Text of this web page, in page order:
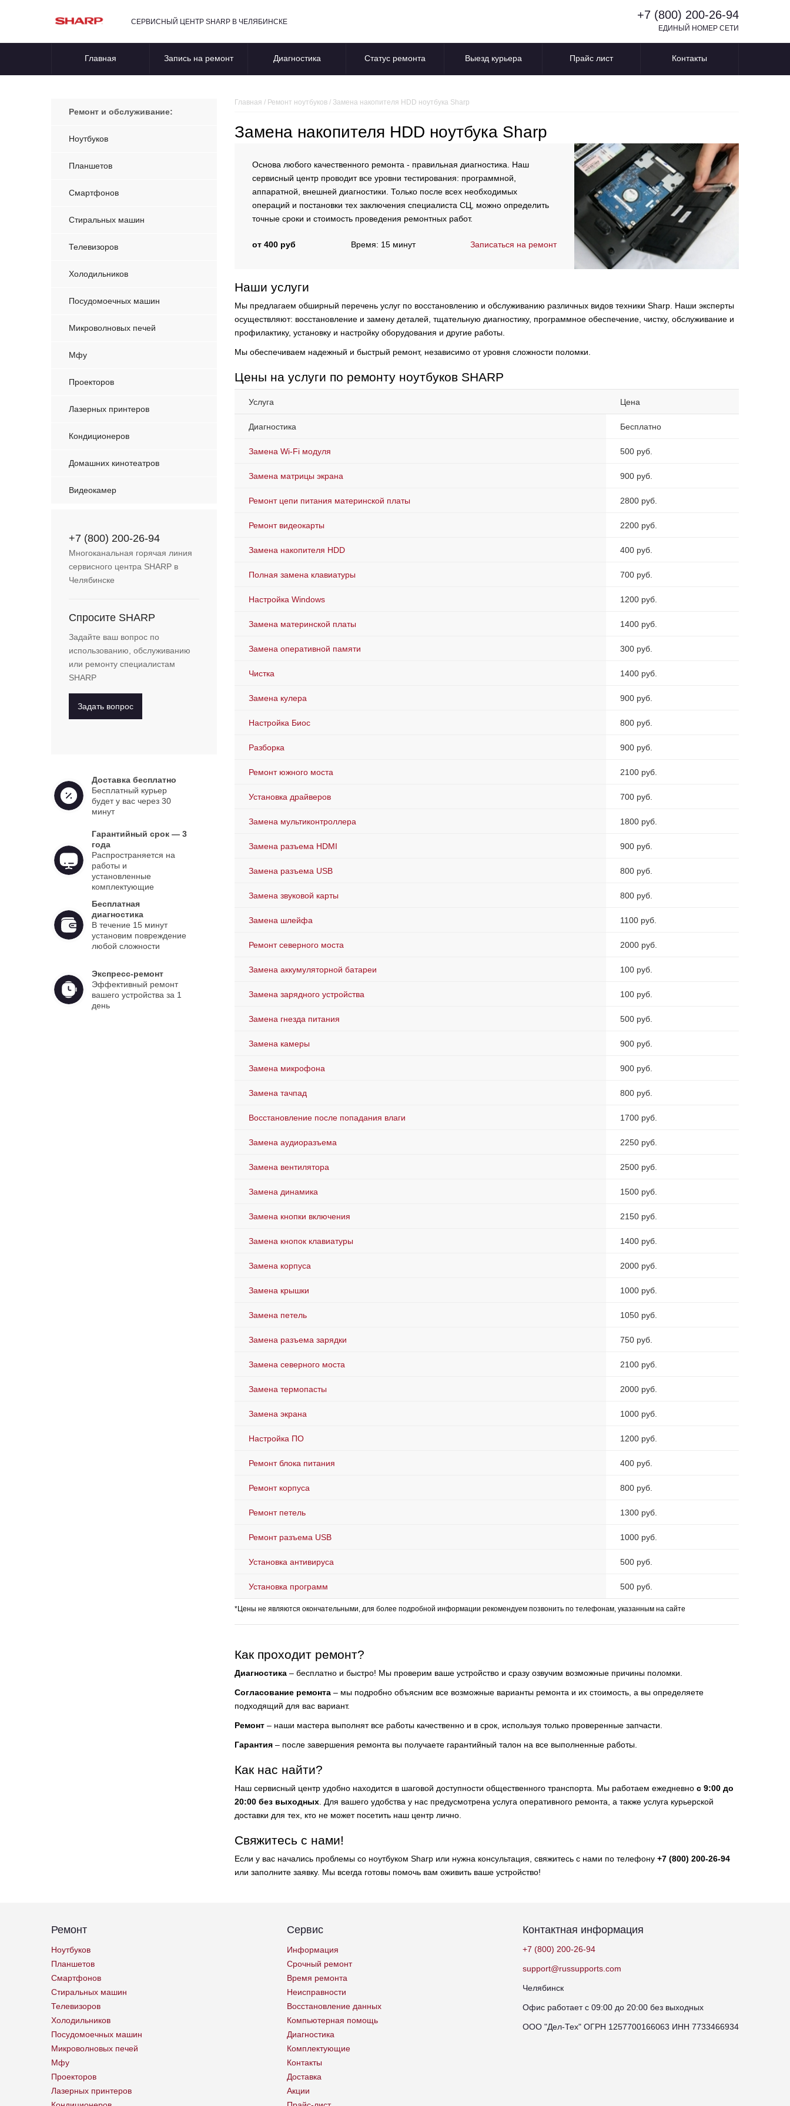
СЕРВИСНЫЙ ЦЕНТР SHARP В ЧЕЛЯБИНСКЕ
+7 (800) 200-26-94
ЕДИНЫЙ НОМЕР СЕТИ
Главная Запись на ремонт Диагностика Статус ремонта Выезд курьера Прайс лист Контакты
Ремонт и обслуживание:
Ноутбуков
Планшетов
Смартфонов
Стиральных машин
Телевизоров
Холодильников
Посудомоечных машин
Микроволновых печей
Мфу
Проекторов
Лазерных принтеров
Кондиционеров
Домашних кинотеатров
Видеокамер
+7 (800) 200-26-94
Многоканальная горячая линия
сервисного центра SHARP в
Челябинске
Спросите SHARP
Задайте ваш вопрос по
использованию, обслуживанию
или ремонту специалистам
SHARP
Задать вопрос
Доставка бесплатно
Бесплатный курьер
будет у вас через 30
минут
Гарантийный срок — 3
года
Распространяется на
работы и
установленные
комплектующие
Бесплатная
диагностика
В течение 15 минут
установим повреждение
любой сложности
Экспресс-ремонт
Эффективный ремонт
вашего устройства за 1
день
Главная / Ремонт ноутбуков / Замена накопителя HDD ноутбука Sharp
Замена накопителя HDD ноутбука Sharp
Основа любого качественного ремонта - правильная диагностика. Наш
сервисный центр проводит все уровни тестирования: программной,
аппаратной, внешней диагностики. Только после всех необходимых
операций и постановки тех заключения специалиста СЦ, можно определить
точные сроки и стоимость проведения ремонтных работ.
от 400 руб Время: 15 минут Записаться на ремонт
Наши услуги
Мы предлагаем обширный перечень услуг по восстановлению и обслуживанию различных видов техники Sharp. Наши эксперты
осуществляют: восстановление и замену деталей, тщательную диагностику, программное обеспечение, чистку, обслуживание и
профилактику, установку и настройку оборудования и другие работы.
Мы обеспечиваем надежный и быстрый ремонт, независимо от уровня сложности поломки.
Цены на услуги по ремонту ноутбуков SHARP
Услуга Цена
Диагностика Бесплатно
Замена Wi-Fi модуля 500 руб.
Замена матрицы экрана 900 руб.
Ремонт цепи питания материнской платы 2800 руб.
Ремонт видеокарты 2200 руб.
Замена накопителя HDD 400 руб.
Полная замена клавиатуры 700 руб.
Настройка Windows 1200 руб.
Замена материнской платы 1400 руб.
Замена оперативной памяти 300 руб.
Чистка 1400 руб.
Замена кулера 900 руб.
Настройка Биос 800 руб.
Разборка 900 руб.
Ремонт южного моста 2100 руб.
Установка драйверов 700 руб.
Замена мультиконтроллера 1800 руб.
Замена разъема HDMI 900 руб.
Замена разъема USB 800 руб.
Замена звуковой карты 800 руб.
Замена шлейфа 1100 руб.
Ремонт северного моста 2000 руб.
Замена аккумуляторной батареи 100 руб.
Замена зарядного устройства 100 руб.
Замена гнезда питания 500 руб.
Замена камеры 900 руб.
Замена микрофона 900 руб.
Замена тачпад 800 руб.
Восстановление после попадания влаги 1700 руб.
Замена аудиоразъема 2250 руб.
Замена вентилятора 2500 руб.
Замена динамика 1500 руб.
Замена кнопки включения 2150 руб.
Замена кнопок клавиатуры 1400 руб.
Замена корпуса 2000 руб.
Замена крышки 1000 руб.
Замена петель 1050 руб.
Замена разъема зарядки 750 руб.
Замена северного моста 2100 руб.
Замена термопасты 2000 руб.
Замена экрана 1000 руб.
Настройка ПО 1200 руб.
Ремонт блока питания 400 руб.
Ремонт корпуса 800 руб.
Ремонт петель 1300 руб.
Ремонт разъема USB 1000 руб.
Установка антивируса 500 руб.
Установка программ 500 руб.
*Цены не являются окончательными, для более подробной информации рекомендуем позвонить по телефонам, указанным на сайте
Как проходит ремонт?
Диагностика – бесплатно и быстро! Мы проверим ваше устройство и сразу озвучим возможные причины поломки.
Согласование ремонта – мы подробно объясним все возможные варианты ремонта и их стоимость, а вы определяете
подходящий для вас вариант.
Ремонт – наши мастера выполнят все работы качественно и в срок, используя только проверенные запчасти.
Гарантия – после завершения ремонта вы получаете гарантийный талон на все выполненные работы.
Как нас найти?
Наш сервисный центр удобно находится в шаговой доступности общественного транспорта. Мы работаем ежедневно с 9:00 до
20:00 без выходных . Для вашего удобства у нас предусмотрена услуга оперативного ремонта, а также услуга курьерской
доставки для тех, кто не может посетить наш центр лично.
Свяжитесь с нами!
Если у вас начались проблемы со ноутбуком Sharp или нужна консультация, свяжитесь с нами по телефону +7 (800) 200-26-94
или заполните заявку. Мы всегда готовы помочь вам оживить ваше устройство!
Ремонт
Ноутбуков
Планшетов
Смартфонов
Стиральных машин
Телевизоров
Холодильников
Посудомоечных машин
Микроволновых печей
Мфу
Проекторов
Лазерных принтеров
Сервис
Информация
Срочный ремонт
Время ремонта
Неисправности
Восстановление данных
Компьютерная помощь
Диагностика
Комплектующие
Контакты
Доставка
Акции
Контактная информация
+7 (800) 200-26-94
support@russupports.com
Челябинск
Офис работает с 09:00 до 20:00 без выходных
ООО "Дел-Тех" ОГРН 1257700166063 ИНН 7733466934